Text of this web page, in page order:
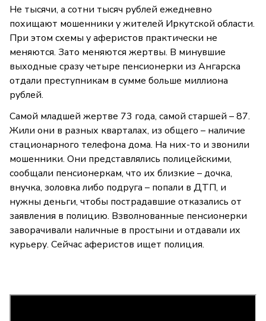
Не тысячи, а сотни тысяч рублей ежедневно
похищают мошенники у жителей Иркутской области.
При этом схемы у аферистов практически не
меняются. Зато меняются жертвы. В минувшие
выходные сразу четыре пенсионерки из Ангарска
отдали преступникам в сумме больше миллиона
рублей.
Самой младшей жертве 73 года, самой старшей – 87.
Жили они в разных кварталах, из общего – наличие
стационарного телефона дома. На них-то и звонили
мошенники. Они представлялись полицейскими,
сообщали пенсионеркам, что их близкие – дочка,
внучка, золовка либо подруга – попали в ДТП, и
нужны деньги, чтобы пострадавшие отказались от
заявления в полицию. Взволнованные пенсионерки
заворачивали наличные в простыни и отдавали их
курьеру. Сейчас аферистов ищет полиция.